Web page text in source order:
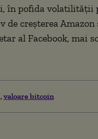
în pofida volatilităţii
de creşterea
al Facebook, mai
valoare bitcoin